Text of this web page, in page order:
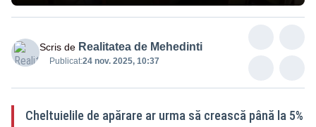
Scris de Realitatea de Mehedinti
Publicat:24 nov. 2025, 10:37
Cheltuielile de apărare ar urma să crească până la 5%